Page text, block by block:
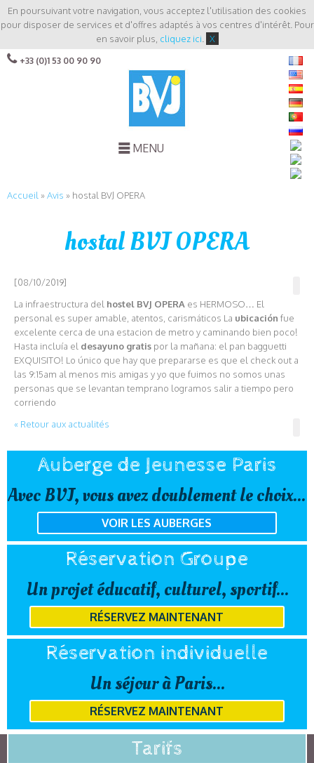
En poursuivant votre navigation, vous acceptez l'utilisation des cookies
pour disposer de services et d'offres adaptés à vos centres d'intérêt. Pour
en savoir plus, cliquez ici X
+33 (0)1 53 00 90 90
MENU
Accueil »Avis » hostal BVJ OPERA
hostal BVJ OPERA
[08/10/2019]
La infraestructura del hostel BVJ OPERA es HERMOSO… El
personal es super amable, atentos, carismáticos La ubicación fue
excelente cerca de una estacion de metro y caminando bien poco!
Hasta incluía el desayuno gratis por la mañana: el pan bagguetti
EXQUISITO! Lo único que hay que prepararse es que el check out a
las 9:15am al menos mis amigas y yo que fuimos no somos unas
personas que se levantan temprano logramos salir a tiempo pero
corriendo
« Retour aux actualités
Auberge de Jeunesse Paris
Avec BVJ, vous avez doublement le choix...
VOIR LES AUBERGES
Réservation Groupe
Un projet éducatif, culturel, sportif...
RÉSERVEZ MAINTENANT
Réservation individuelle
Un séjour à Paris...
RÉSERVEZ MAINTENANT
Tarifs